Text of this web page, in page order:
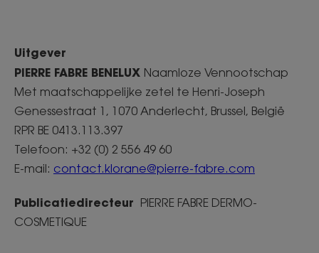
Uitgever
PIERRE FABRE BENELUX Naamloze Vennootschap
Met maatschappelijke zetel te Henri-Joseph
Genessestraat 1, 1070 Anderlecht, Brussel, België
RPR BE 0413.113.397
Telefoon: +32 (0) 2 556 49 60
E-mail: contact.klorane@pierre-fabre.com
Publicatiedirecteur PIERRE FABRE DERMO-
COSMETIQUE